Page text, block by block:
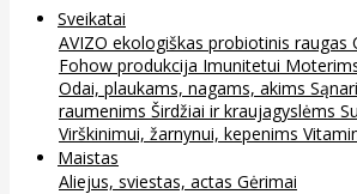
Sveikatai
AVIZO ekologiškas probiotinis raugas
Fohow produkcija Imunitetui
Odai, plaukams, nagams, akims
raumenims Širdžiai ir kraujagyslėms
Virškinimui, žarnynui, kepenims
Maistas
Aliejus, sviestas, actas Gėrimai